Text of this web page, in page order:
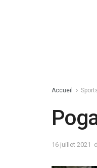
Accueil
16 juillet 2021